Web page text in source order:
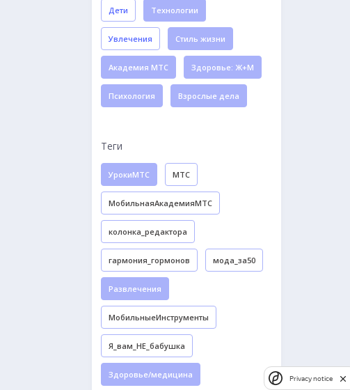
Дети Технологии
Увлечения Стиль жизни
Академия МТС Здоровье: Ж+М
Психология Взрослые дела
Теги
УрокиМТС МТС
МобильнаяАкадемияМТС
колонка_редактора
гармония_гормонов мода_за50
Развлечения
МобильныеИнструменты
Я_вам_НЕ_бабушка
Здоровье/медицина Privacy notice